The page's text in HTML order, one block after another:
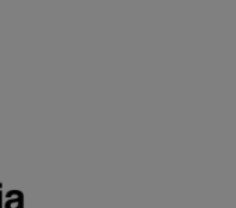
Rimozione Black List